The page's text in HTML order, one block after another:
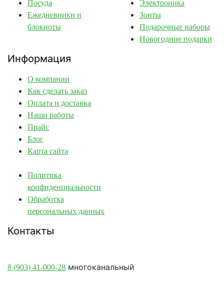
Посуда
Ежедневники и
блокноты
Электроника
Зонты
Подарочные наборы
Новогодние подарки
Информация
О компании
Как сделать заказ
Оплата и доставка
Наши работы
Прайс
Блог
Карта сайта
Политика
конфиденциальности
Обработка
персональных данных
Контакты
8 (903) 41-000-28 многоканальный